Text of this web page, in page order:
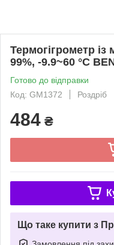
Термогігрометр із
99%, -9.9~60 °C
Готово до відправки
Код: GM1372
Роздріб
484 ₴
Що таке купити з